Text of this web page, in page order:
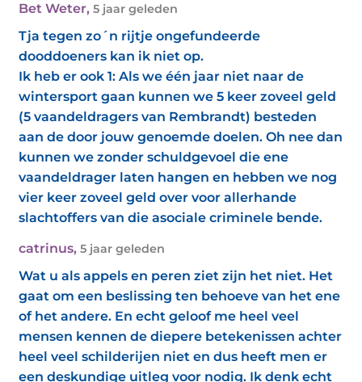
Bet Weter, 5 jaar geleden
Tja tegen zo´n rijtje ongefundeerde
dooddoeners kan ik niet op.
Ik heb er ook 1: Als we één jaar niet naar de
wintersport gaan kunnen we 5 keer zoveel geld
(5 vaandeldragers van Rembrandt) besteden
aan de door jouw genoemde doelen. Oh nee dan
kunnen we zonder schuldgevoel die ene
vaandeldrager laten hangen en hebben we nog
vier keer zoveel geld over voor allerhande
slachtoffers van die asociale criminele bende.
catrinus, 5 jaar geleden
Wat u als appels en peren ziet zijn het niet. Het
gaat om een beslissing ten behoeve van het ene
of het andere. En echt geloof me heel veel
mensen kennen de diepere betekenissen achter
heel veel schilderijen niet en dus heeft men er
een deskundige uitleg voor nodig. Ik denk echt